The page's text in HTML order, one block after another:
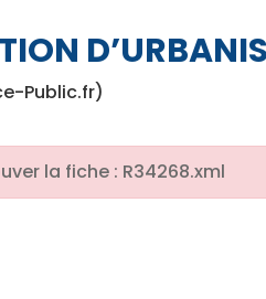
Public.fr)
la fiche : R34268.xml